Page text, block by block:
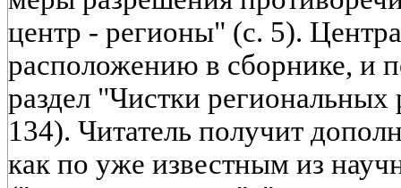
центр - регионы" (с. 5).
расположению в сборнике, и
раздел "Чистки
134). Читатель получит
как по уже известным из